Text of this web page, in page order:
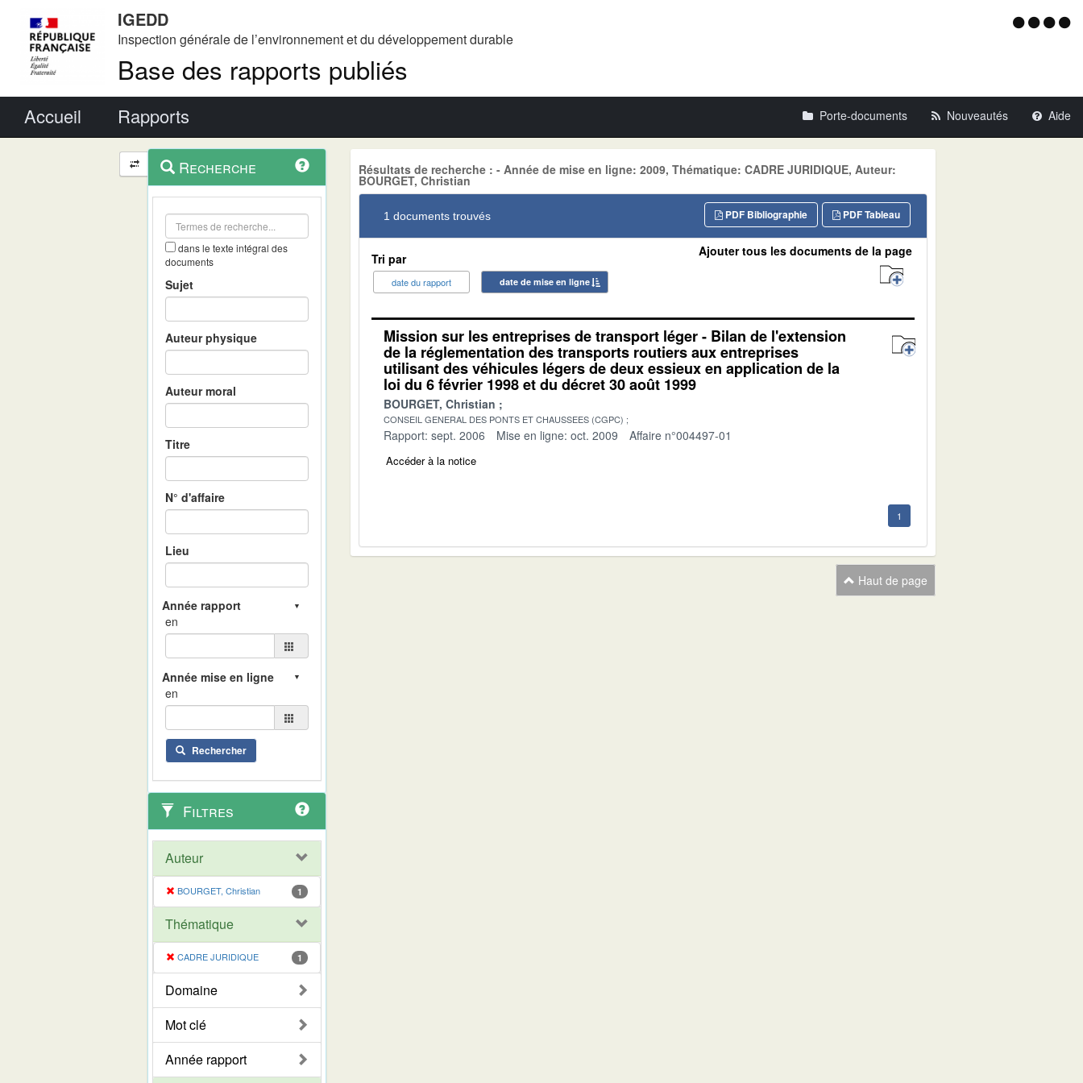
IGEDD
Inspection générale de l’environnement et du développement durable
Base des rapports publiés
Menu
Accueil Rapports Porte-documents Nouveautés Aide
Navigation
et
outils
contextuel
Recherche
dans le texte intégral des
documents
Sujet
Auteur physique
Auteur moral
Titre
N° d'affaire
Lieu
en
en
Rechercher
Filtres
Auteur
BOURGET, Christian 1
Thématique
CADRE JURIDIQUE 1
Domaine
Mot clé
Année rapport
Résultats de recherche : - Année de mise en ligne: 2009, Thématique: CADRE JURIDIQUE, Auteur:
BOURGET, Christian
1 documents trouvés PDF Tableau
PDF Bibliographie
Tri par
date du rapport date de mise en ligne
Ajouter tous les documents de la page
Mission sur les entreprises de transport léger - Bilan de l'extension
de la réglementation des transports routiers aux entreprises
utilisant des véhicules légers de deux essieux en application de la
loi du 6 février 1998 et du décret 30 août 1999
BOURGET, Christian
CONSEIL GENERAL DES PONTS ET CHAUSSEES (CGPC)
Rapport: sept. 2006 Mise en ligne: oct. 2009 Affaire n°004497-01
Accéder à la notice
1
Haut de page